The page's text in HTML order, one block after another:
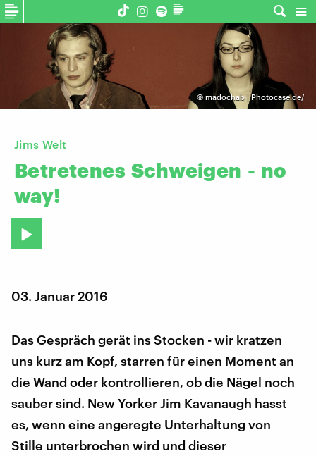
© madochab | Photocase.de/
Jims Welt
Betretenes Schweigen - no
way!
03. Januar 2016
Das Gespräch gerät ins Stocken - wir kratzen
uns kurz am Kopf, starren für einen Moment an
die Wand oder kontrollieren, ob die Nägel noch
sauber sind. New Yorker Jim Kavanaugh hasst
es, wenn eine angeregte Unterhaltung von
Stille unterbrochen wird und dieser